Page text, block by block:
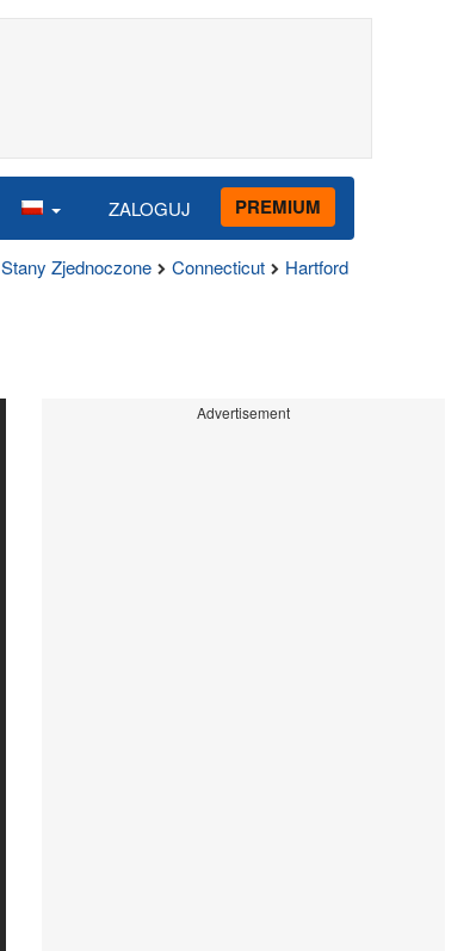
ZALOGUJ PREMIUM
Stany Zjednoczone Connecticut Hartford
Advertisement